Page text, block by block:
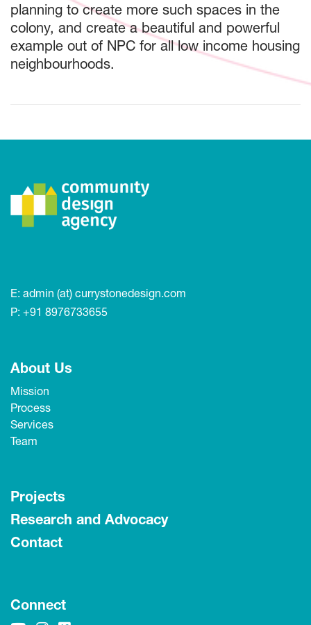
planning to create more such spaces in the
colony, and create a beautiful and powerful
example out of NPC for all low income housing
neighbourhoods.
E: admin (at) currystonedesign.com
P: +91 8976733655
About Us
Mission
Process
Services
Team
Projects
Research and Advocacy
Contact
Connect